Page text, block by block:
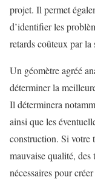
projet. Il permet
d’identifier les
retards coûteux par la
Un géomètre agréé
déterminer la
Il déterminera
ainsi que les
construction. Si votre
mauvaise qualité, des
nécessaires pour